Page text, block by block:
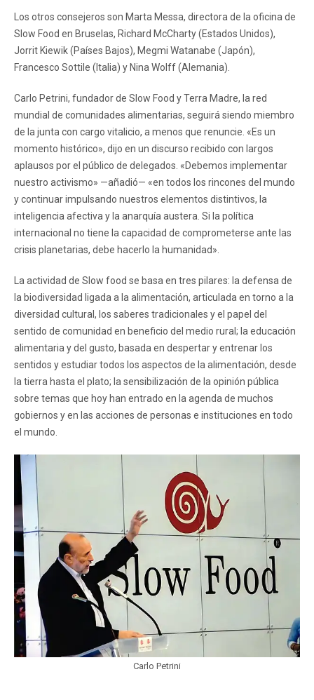
Los otros consejeros son Marta Messa, directora de la oficina de
Slow Food en Bruselas, Richard McCharty (Estados Unidos),
Jorrit Kiewik (Países Bajos), Megmi Watanabe (Japón),
Francesco Sottile (Italia) y Nina Wolff (Alemania).
Carlo Petrini, fundador de Slow Food y Terra Madre, la red
mundial de comunidades alimentarias, seguirá siendo miembro
de la junta con cargo vitalicio, a menos que renuncie. «Es un
momento histórico», dijo en un discurso recibido con largos
aplausos por el público de delegados. «Debemos implementar
nuestro activismo» —añadió— «en todos los rincones del mundo
y continuar impulsando nuestros elementos distintivos, la
inteligencia afectiva y la anarquía austera. Si la política
internacional no tiene la capacidad de comprometerse ante las
crisis planetarias, debe hacerlo la humanidad».
La actividad de Slow food se basa en tres pilares: la defensa de
la biodiversidad ligada a la alimentación, articulada en torno a la
diversidad cultural, los saberes tradicionales y el papel del
sentido de comunidad en beneficio del medio rural; la educación
alimentaria y del gusto, basada en despertar y entrenar los
sentidos y estudiar todos los aspectos de la alimentación, desde
la tierra hasta el plato; la sensibilización de la opinión pública
sobre temas que hoy han entrado en la agenda de muchos
gobiernos y en las acciones de personas e instituciones en todo
el mundo.
Carlo Petrini